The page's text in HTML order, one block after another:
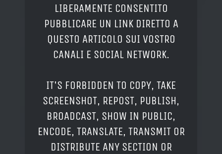
LIBERAMENTE CONSENTITO
PUBBLICARE UN LINK DIRETTO A
QUESTO ARTICOLO SUI VOSTRO
CANALI E SOCIAL NETWORK.
IT'S FORBIDDEN TO COPY, TAKE
SCREENSHOT, REPOST, PUBLISH,
BROADCAST, SHOW IN PUBLIC,
ENCODE, TRANSLATE, TRANSMIT OR
DISTRIBUTE ANY SECTION OR